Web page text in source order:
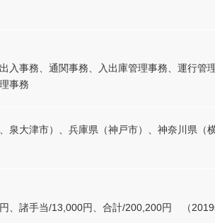
入事務、通関事務、入出庫管理事務、運行管
事務
泉大津市）、兵庫県（神戸市）、神奈川県（
、諸手当/13,000円、合計/200,200円 （2019